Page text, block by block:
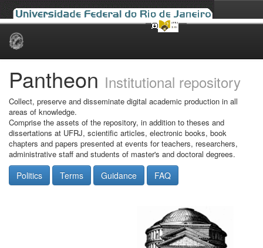
Skip
Pantheon Institutional repository
Collect, preserve and disseminate digital academic production in all
areas of knowledge.
Comprise the assets of the repository, in addition to theses and
dissertations at UFRJ, scientific articles, electronic books, book
chapters and papers presented at events for teachers, researchers,
administrative staff and students of master's and doctoral degrees.
Politics Terms Guidance FAQ